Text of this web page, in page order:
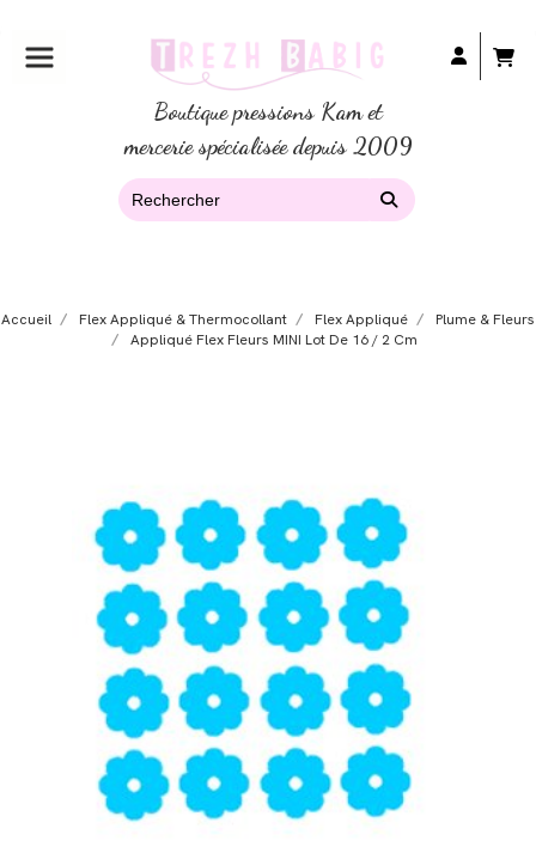
Boutique pressions Kam et
mercerie spécialisée depuis 2009
Accueil Flex Appliqué & Thermocollant Flex Appliqué
Plume & Fleurs
Appliqué Flex Fleurs MINI Lot De 16 / 2 Cm